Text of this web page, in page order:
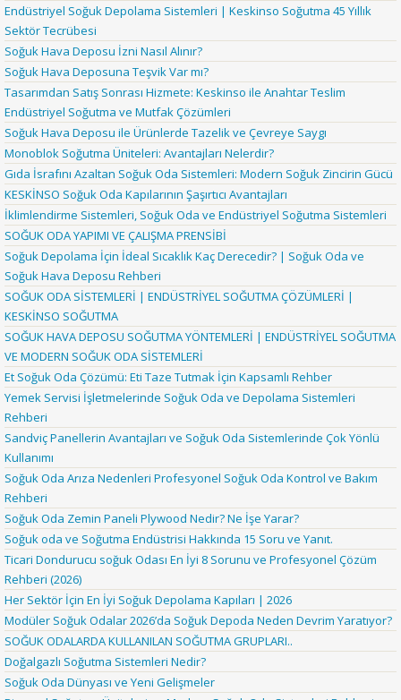
Endüstriyel Soğuk Depolama Sistemleri | Keskinso Soğutma 45 Yıllık
Sektör Tecrübesi
Soğuk Hava Deposu İzni Nasıl Alınır?
Soğuk Hava Deposuna Teşvik Var mı?
Tasarımdan Satış Sonrası Hizmete: Keskinso ile Anahtar Teslim
Endüstriyel Soğutma ve Mutfak Çözümleri
Soğuk Hava Deposu ile Ürünlerde Tazelik ve Çevreye Saygı
Monoblok Soğutma Üniteleri: Avantajları Nelerdir?
Gıda İsrafını Azaltan Soğuk Oda Sistemleri: Modern Soğuk Zincirin Gücü
KESKİNSO Soğuk Oda Kapılarının Şaşırtıcı Avantajları
İklimlendirme Sistemleri, Soğuk Oda ve Endüstriyel Soğutma Sistemleri
SOĞUK ODA YAPIMI VE ÇALIŞMA PRENSİBİ
Soğuk Depolama İçin İdeal Sıcaklık Kaç Derecedir? | Soğuk Oda ve
Soğuk Hava Deposu Rehberi
SOĞUK ODA SİSTEMLERİ | ENDÜSTRİYEL SOĞUTMA ÇÖZÜMLERİ |
KESKİNSO SOĞUTMA
SOĞUK HAVA DEPOSU SOĞUTMA YÖNTEMLERİ | ENDÜSTRİYEL SOĞUTMA
VE MODERN SOĞUK ODA SİSTEMLERİ
Et Soğuk Oda Çözümü: Eti Taze Tutmak İçin Kapsamlı Rehber
Yemek Servisi İşletmelerinde Soğuk Oda ve Depolama Sistemleri
Rehberi
Sandviç Panellerin Avantajları ve Soğuk Oda Sistemlerinde Çok Yönlü
Kullanımı
Soğuk Oda Arıza Nedenleri Profesyonel Soğuk Oda Kontrol ve Bakım
Rehberi
Soğuk Oda Zemin Paneli Plywood Nedir? Ne İşe Yarar?
Soğuk oda ve Soğutma Endüstrisi Hakkında 15 Soru ve Yanıt.
Ticari Dondurucu soğuk Odası En İyi 8 Sorunu ve Profesyonel Çözüm
Rehberi (2026)
Her Sektör İçin En İyi Soğuk Depolama Kapıları | 2026
Modüler Soğuk Odalar 2026’da Soğuk Depoda Neden Devrim Yaratıyor?
SOĞUK ODALARDA KULLANILAN SOĞUTMA GRUPLARI..
Doğalgazlı Soğutma Sistemleri Nedir?
Soğuk Oda Dünyası ve Yeni Gelişmeler